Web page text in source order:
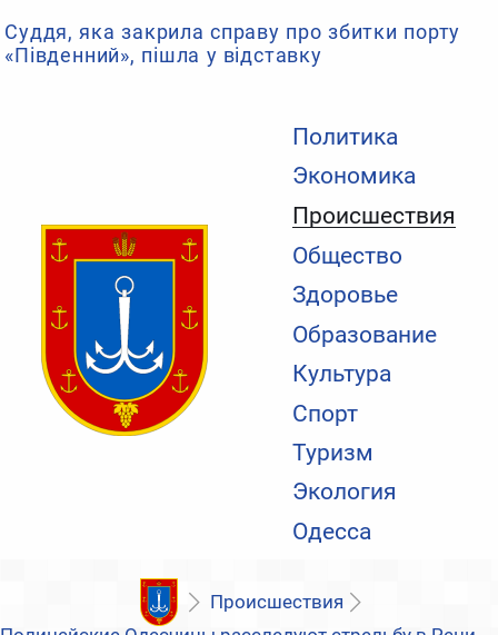
Политика
Экономика
Происшествия
Общество
Здоровье
Образование
Культура
Спорт
Туризм
Экология
Одесса
Суддя, яка закрила справу про збитки порту
«Південний», пішла у відставку
Происшествия